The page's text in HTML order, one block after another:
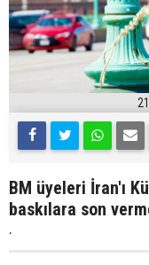
BM üyeleri İran'ı
baskılara son
.